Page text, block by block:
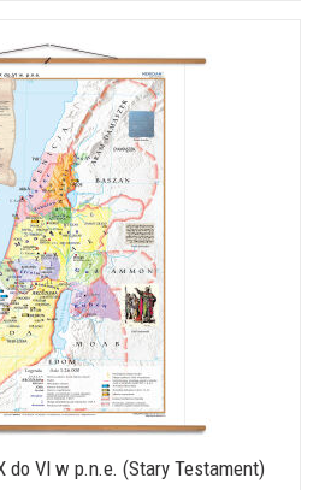
do VI w p.n.e. (Stary Testament)